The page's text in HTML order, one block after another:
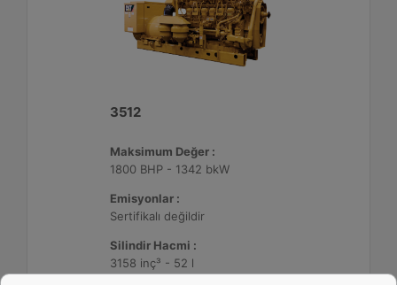
3512
Maksimum Değer :
1800 BHP - 1342 bkW
Emisyonlar :
Sertifikalı değildir
Silindir Hacmi :
3158 inç³ - 52 l